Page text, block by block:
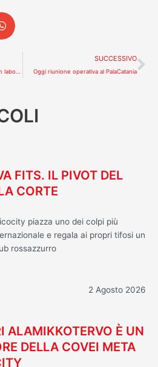
SUCCESSIVO
Oggi riunione operativa al PalaCatania
FITS. IL PIVOT DEL
CORTE
piazza uno dei colpi più
e regala ai propri tifosi un
rossazzurro
2 Agosto 2026
ALAMIKKOTERVO È UN
DELLA COVEI META